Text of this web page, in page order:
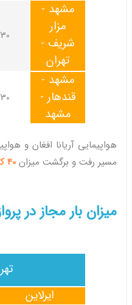
30کیلوگرم
مشهد -
مزار
شریف -
تهران
30کیلوگرم
مشهد -
قندهار -
مشهد
هواپیمایی آریانا افغان و
مسیر رفت و برگشت میزان 40 کیلوگرم
میزان بار مجاز در
ایرلاین